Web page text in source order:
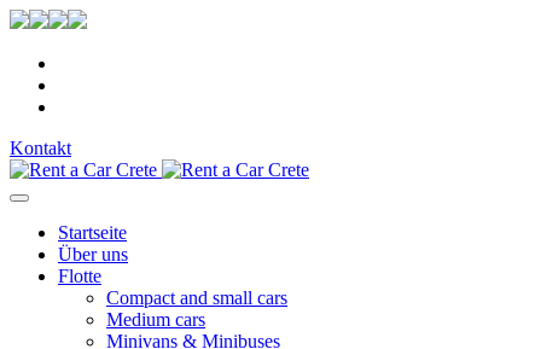
Kontakt
Startseite
Über uns
Flotte
Compact and small cars
Medium cars
Minivans & Minibuses